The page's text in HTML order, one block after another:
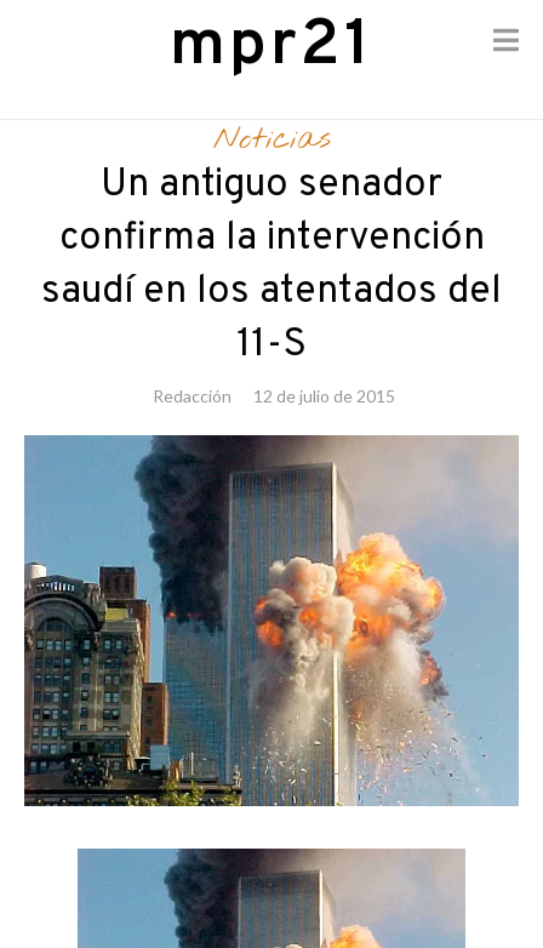
mpr21
Noticias
Un antiguo senador
confirma la intervención
saudí en los atentados del
11-S
Redacción 12 de julio de 2015